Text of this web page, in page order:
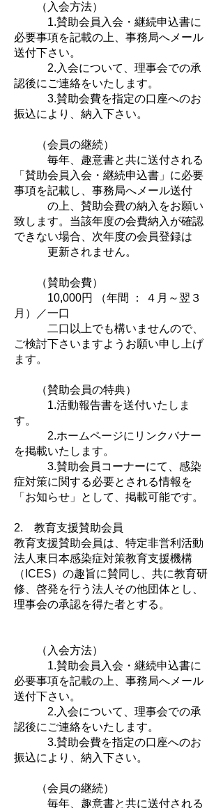
（入会方法）
1.賛助会員入会・継続申込書に
必要事項を記載の上、事務局へメール
送付下さい。
2.入会について、理事会での承
認後にご連絡をいたします。
3.賛助会費を指定の口座へのお
振込により、納入下さい。
（会員の継続）
毎年、趣意書と共に送付される
「賛助会員入会・継続申込書」に必要
事項を記載し、事務局へメール送付
の上、賛助会費の納入をお願い
致します。当該年度の会費納入が確認
できない場合、次年度の会員登録は
更新されません。
（賛助会費）
10,000円 （年間 ： ４月～翌３
月）／一口
二口以上でも構いませんので、
ご検討下さいますようお願い申し上げ
ます。
（賛助会員の特典）
1.活動報告書を送付いたしま
す。
2.ホームページにリンクバナー
を掲載いたします。
3.賛助会員コーナーにて、感染
症対策に関する必要とされる情報を
「お知らせ」として、掲載可能です。
2. 教育支援賛助会員
教育支援賛助会員は、特定非営利活動
法人東日本感染症対策教育支援機構
（ICES）の趣旨に賛同し、共に教育研
修、啓発を行う法人その他団体とし、
理事会の承認を得た者とする。
（入会方法）
1.賛助会員入会・継続申込書に
必要事項を記載の上、事務局へメール
送付下さい。
2.入会について、理事会での承
認後にご連絡をいたします。
3.賛助会費を指定の口座へのお
振込により、納入下さい。
（会員の継続）
毎年、趣意書と共に送付される